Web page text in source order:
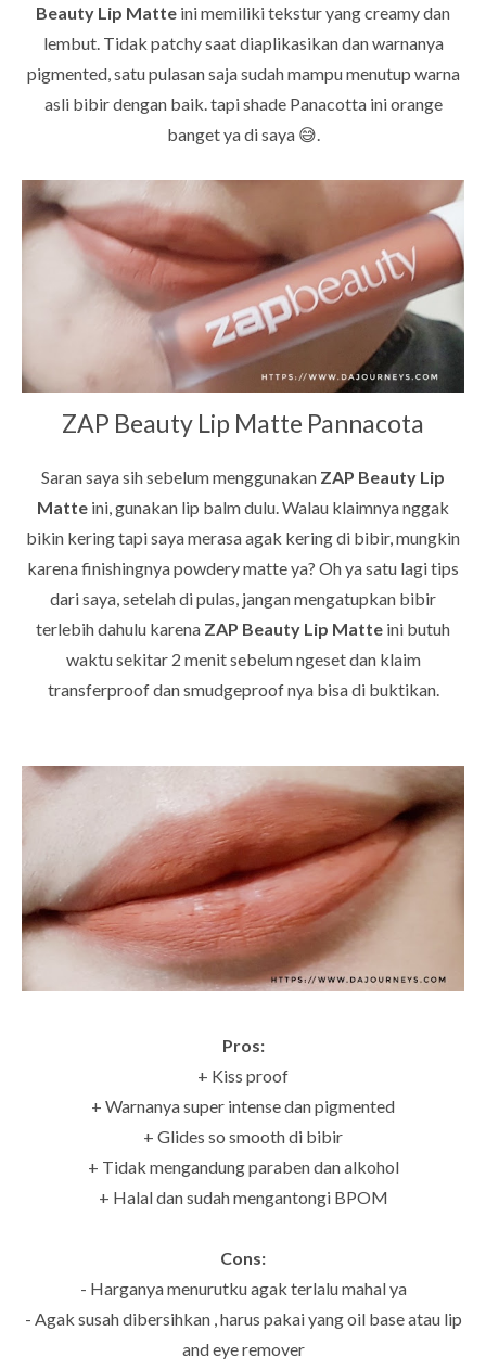
Beauty Lip Matte ini memiliki tekstur yang creamy dan
lembut. Tidak patchy saat diaplikasikan dan warnanya
pigmented, satu pulasan saja sudah mampu menutup warna
asli bibir dengan baik. tapi shade Panacotta ini orange
banget ya di saya 😅.
ZAP Beauty Lip Matte Pannacota
Saran saya sih sebelum menggunakan ZAP Beauty Lip
Matte ini, gunakan lip balm dulu. Walau klaimnya nggak
bikin kering tapi saya merasa agak kering di bibir, mungkin
karena finishingnya powdery matte ya? Oh ya satu lagi tips
dari saya, setelah di pulas, jangan mengatupkan bibir
terlebih dahulu karena ZAP Beauty Lip Matte ini butuh
waktu sekitar 2 menit sebelum ngeset dan klaim
transferproof dan smudgeproof nya bisa di buktikan.
Pros:
+ Kiss proof
+ Warnanya super intense dan pigmented
+ Glides so smooth di bibir
+ Tidak mengandung paraben dan alkohol
+ Halal dan sudah mengantongi BPOM
Cons:
- Harganya menurutku agak terlalu mahal ya
- Agak susah dibersihkan , harus pakai yang oil base atau lip
and eye remover